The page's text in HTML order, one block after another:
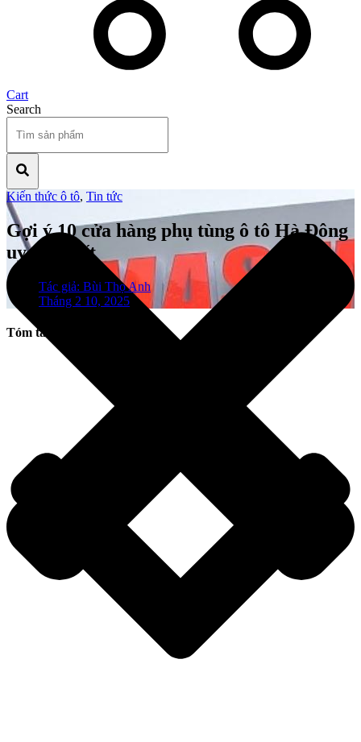
Cart
Search
Kiến thức ô tô, Tin tức
Gợi ý 10 cửa hàng phụ tùng ô tô Hà Đông
uy tín nhất
Tác giả: Bùi Thọ Anh
Tháng 2 10, 2025
Tóm tắt nội dung